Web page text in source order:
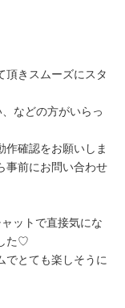
頂きスムーズにスタ
などの方がいらっ
作確認をお願いしま
事前にお問い合わせ
ットで直接気にな
た♡
でとても楽しそうに